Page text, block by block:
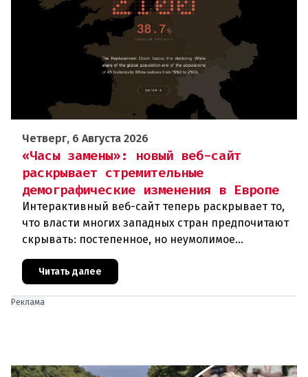
Четверг, 6 Августа 2026
«Часы замены»: новый веб-сайт
раскрывает стремительные
демографические изменения в Европе
Интерактивный веб-сайт теперь раскрывает то,
что власти многих западных стран предпочитают
скрывать: постепенное, но неумолимое
сокращение численности населения
европейского происхождения. «Часы замен
Читать далее
Реклама